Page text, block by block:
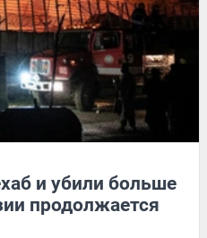
и убили больше
продолжается